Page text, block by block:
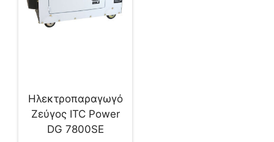
Hλεκτροπαραγωγό
Ζεύγος ITC Power
DG 7800SE